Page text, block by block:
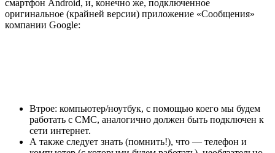
смартфон Android, и, конечно же, подключенное
оригинальное (крайней версии) приложение «Сообщения»
компании Google:
Втрое: компьютер/ноутбук, с помощью коего мы будем
работать с СМС, аналогично должен быть подключен к
сети интернет.
А также следует знать (помнить!), что — телефон и